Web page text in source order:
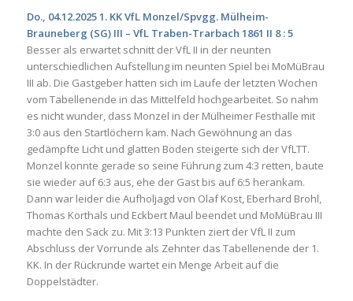
Do., 04.12.2025 1. KK VfL Monzel/Spvgg. Mülheim-
Brauneberg (SG) III – VfL Traben-Trarbach 1861 II 8 : 5
Besser als erwartet schnitt der VfL II in der neunten
unterschiedlichen Aufstellung im neunten Spiel bei MoMüBrau
III ab. Die Gastgeber hatten sich im Laufe der letzten Wochen
vom Tabellenende in das Mittelfeld hochgearbeitet. So nahm
es nicht wunder, dass Monzel in der Mülheimer Festhalle mit
3:0 aus den Startlöchern kam. Nach Gewöhnung an das
gedämpfte Licht und glatten Boden steigerte sich der VfLTT.
Monzel konnte gerade so seine Führung zum 4:3 retten, baute
sie wieder auf 6:3 aus, ehe der Gast bis auf 6:5 herankam.
Dann war leider die Aufholjagd von Olaf Kost, Eberhard Brohl,
Thomas Korthals und Eckbert Maul beendet und MoMüBrau III
machte den Sack zu. Mit 3:13 Punkten ziert der VfL II zum
Abschluss der Vorrunde als Zehnter das Tabellenende der 1.
KK. In der Rückrunde wartet ein Menge Arbeit auf die
Doppelstädter.